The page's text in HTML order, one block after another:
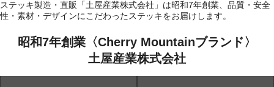
ステッキ製造・直販「土屋産業株式会社」は昭和7年創業、品質・安全
性・素材・デザインにこだわったステッキをお届けします。
昭和7年創業〈Cherry Mountainブランド〉
土屋産業株式会社